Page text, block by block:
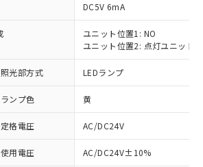
DC5V 6mA
ユニット位置1: NO
ユニット位置2: 点灯ユニット
照光部方式 LEDランプ
ランプ色 黄
定格電圧 AC/DC24V
使用電圧 AC/DC24V±10%
況